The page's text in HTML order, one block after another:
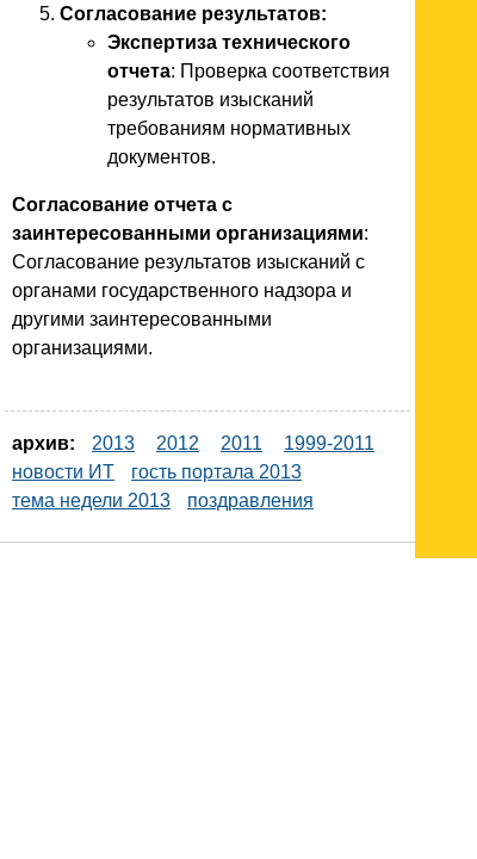
Согласование результатов:
Экспертиза технического
отчета: Проверка соответствия
результатов изысканий
требованиям нормативных
документов.
Согласование отчета с
заинтересованными организациями:
Согласование результатов изысканий с
органами государственного надзора и
другими заинтересованными
организациями.
архив: 2013 2012 2011
1999-2011
новости ИТ
гость портала 2013
тема недели 2013
поздравления